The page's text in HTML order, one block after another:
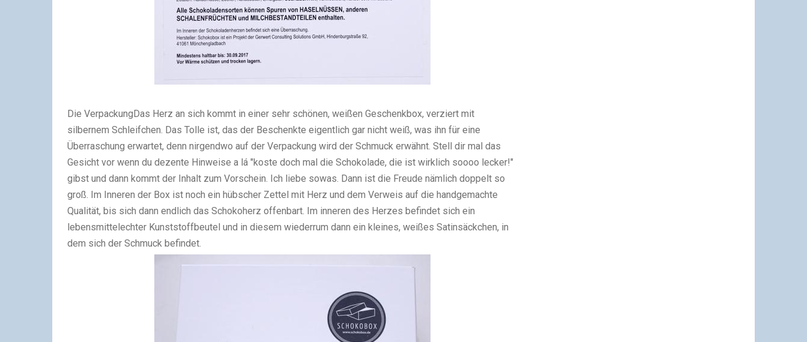
Die Verpackung Das Herz an sich kommt in einer sehr schönen, weißen Geschenkbox, verziert mit
silbernem Schleifchen. Das Tolle ist, das der Beschenkte eigentlich gar nicht weiß, was ihn für eine
Überraschung erwartet, denn nirgendwo auf der Verpackung wird der Schmuck erwähnt. Stell dir mal das
Gesicht vor wenn du dezente Hinweise a lá "koste doch mal die Schokolade, die ist wirklich soooo lecker!"
gibst und dann kommt der Inhalt zum Vorschein. Ich liebe sowas. Dann ist die Freude nämlich doppelt so
groß. Im Inneren der Box ist noch ein hübscher Zettel mit Herz und dem Verweis auf die handgemachte
Qualität, bis sich dann endlich das Schokoherz offenbart. Im inneren des Herzes befindet sich ein
lebensmittelechter Kunststoffbeutel und in diesem wiederrum dann ein kleines, weißes Satinsäckchen, in
dem sich der Schmuck befindet.